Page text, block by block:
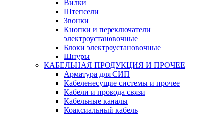
Вилки
Штепсели
Звонки
Кнопки и переключатели
электроустановочные
Блоки электроустановочные
Шнуры
КАБЕЛЬНАЯ ПРОДУКЦИЯ И ПРОЧЕЕ
Арматура для СИП
Кабеленесущие системы и прочее
Кабели и провода связи
Кабельные каналы
Коаксиальный кабель